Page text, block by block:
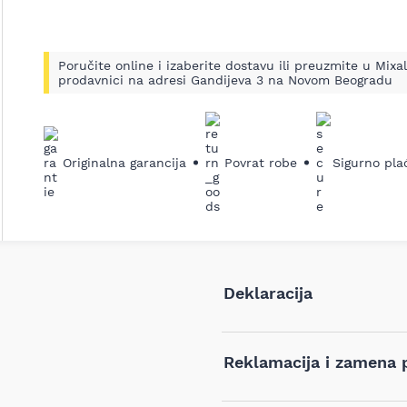
Poručite online i izaberite dostavu ili preuzmite u Mixal
prodavnici na adresi Gandijeva 3 na Novom Beogradu
Originalna garancija Povrat robe Sigurno
Deklaracija
Reklamacija i zamena